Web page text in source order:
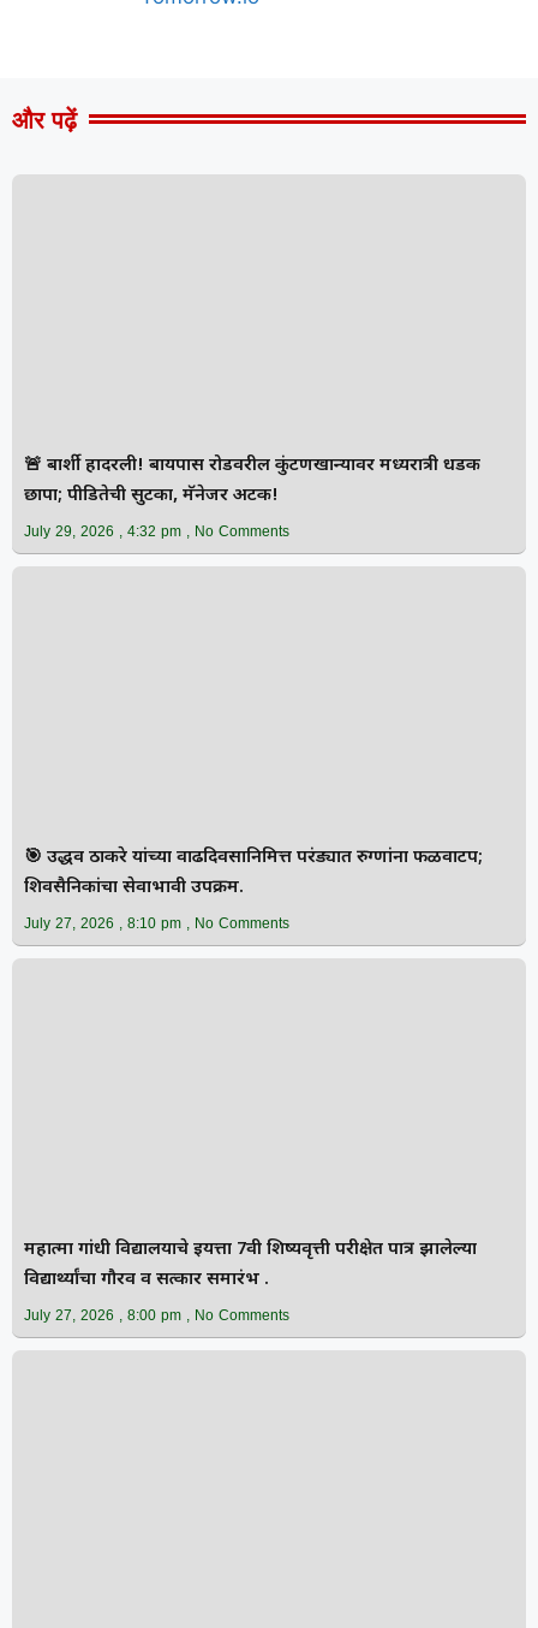
और पढ़ें
🚨 बार्शी हादरली! बायपास रोडवरील कुंटणखान्यावर मध्यरात्री धडक
छापा; पीडितेची सुटका, मॅनेजर अटक!
July 29, 2026 4:32 pm No Comments
🎯 उद्धव ठाकरे यांच्या वाढदिवसानिमित्त परंड्यात रुग्णांना फळवाटप;
शिवसैनिकांचा सेवाभावी उपक्रम.
July 27, 2026 8:10 pm No Comments
महात्मा गांधी विद्यालयाचे इयत्ता 7वी शिष्यवृत्ती परीक्षेत पात्र झालेल्या
विद्यार्थ्यांचा गौरव व सत्कार समारंभ .
July 27, 2026 8:00 pm No Comments